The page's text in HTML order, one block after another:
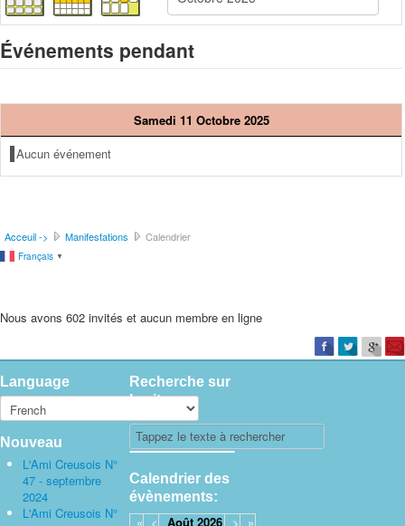
Événements pendant
Samedi 11 Octobre 2025
Aucun événement
Acceuil -> Manifestations Calendrier
Français ▼
Nous avons 602 invités et aucun membre en ligne
Language
Nouveau
L'Ami Creusois N°
47 - septembre
2024
L'Ami Creusois N°
Recherche sur
le site
Calendrier des
évènements:
« < Août 2026 > »